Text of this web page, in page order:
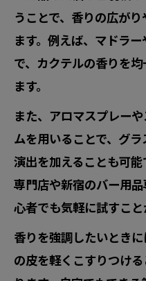
うことで、香りの広が
ます。例えば、マドラ
で、カクテルの香りを
ます。
また、アロマスプレー
ムを用いることで、グラ
演出を加えることも可能
専門店や新宿のバー用
心者でも気軽に試すこと
香りを強調したいとき
の皮を軽くこすりつけ